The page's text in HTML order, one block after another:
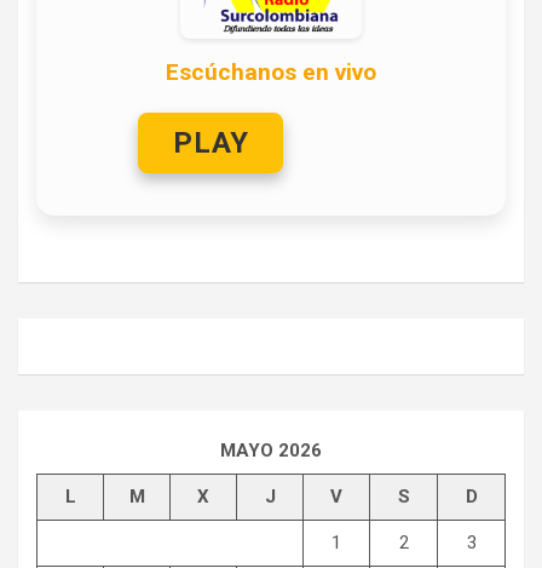
Escúchanos en vivo
PLAY
MAYO 2026
L M X J V S D
1 2 3